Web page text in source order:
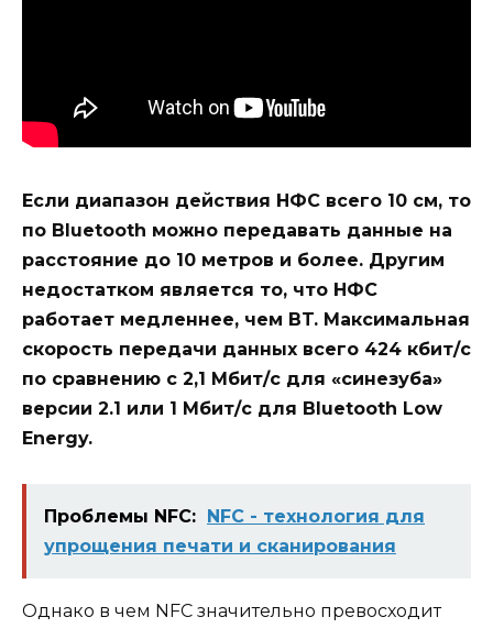
Если диапазон действия НФС всего 10 см, то
по Bluetooth можно передавать данные на
расстояние до 10 метров и более. Другим
недостатком является то, что НФС
работает медленнее, чем BT. Максимальная
скорость передачи данных всего 424 кбит/с
по сравнению с 2,1 Мбит/с для «синезуба»
версии 2.1 или 1 Мбит/с для Bluetooth Low
Energy.
Проблемы NFC: NFC - технология для
упрощения печати и сканирования
Однако в чем NFC значительно превосходит